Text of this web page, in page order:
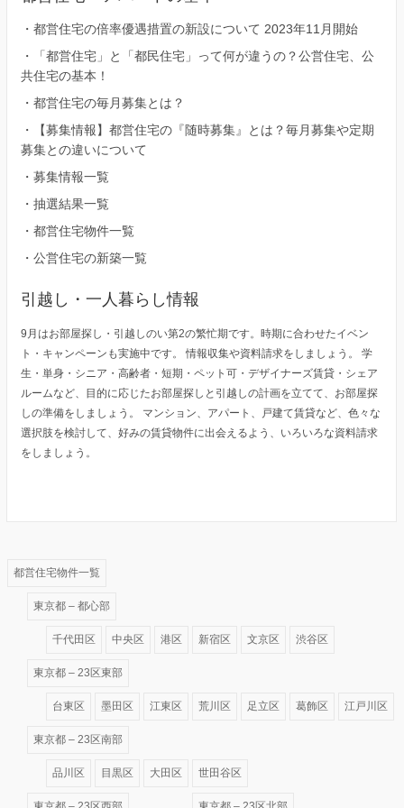
・ 都営住宅の倍率優遇措置の新設について 2023年11月開始
・
「都営住宅」と「都民住宅」って何が違うの？公営住宅、公
共住宅の基本！
・ 都営住宅の毎月募集とは？
・
【募集情報】都営住宅の『随時募集』とは？毎月募集や定期
募集との違いについて
・ 募集情報一覧
・ 抽選結果一覧
・ 都営住宅物件一覧
・ 公営住宅の新築一覧
引越し・一人暮らし情報
9月はお部屋探し・引越しのい第2の繁忙期です。時期に合わせたイベン
ト・キャンペーンも実施中です。 情報収集や資料請求をしましょう。 学
生・単身・シニア・高齢者・短期・ペット可・デザイナーズ賃貸・シェア
ルームなど、目的に応じたお部屋探しと引越しの計画を立てて、お部屋探
しの準備をしましょう。 マンション、アパート、戸建て賃貸など、色々な
選択肢を検討して、好みの賃貸物件に出会えるよう、いろいろな資料請求
をしましょう。
都営住宅物件一覧
東京都 – 都心部
千代田区 中央区 港区 新宿区 文京区 渋谷区
東京都 – 23区東部
台東区 墨田区 江東区 荒川区 足立区 葛飾区 江戸川区
東京都 – 23区南部
品川区 目黒区 大田区 世田谷区